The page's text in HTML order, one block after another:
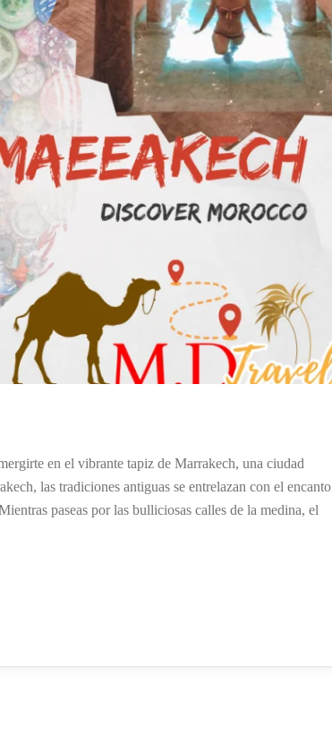
en el vibrante tapiz de Marrakech, una ciudad
las tradiciones antiguas se entrelazan con el encanto
paseas por las bulliciosas calles de la medina, el